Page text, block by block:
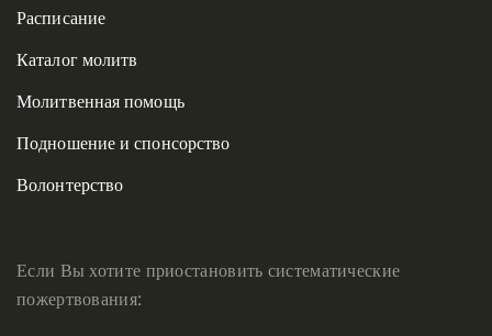
Расписание
Каталог молитв
Молитвенная помощь
Подношение и спонсорство
Волонтерство
Если Вы хотите приостановить систематические
пожертвования: